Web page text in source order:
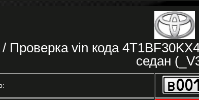
Проверка vin кода
седан